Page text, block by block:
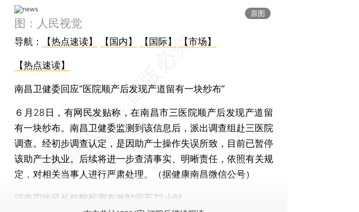
原图
图：人民视觉
导航： 【热点速读】 【国内】 【国际】 【市场】
【热点速读】
南昌卫健委回应“医院顺产后发现产道留有一块纱布”
６月28日，有网民发贴称，在南昌市三医院顺产后发现产道留
有一块纱布。南昌卫健委监测到该信息后，派出调查组赴三医院
调查。经初步调查认定，是因助产士操作失误所致，目前已暂停
该助产士执业。后续将进一步查清事实、明晰责任，依照有关规
定，对相关当事人进行严肃处理。（据健康南昌微信公号）
河南四地延长核酸检测有效时间至72小时